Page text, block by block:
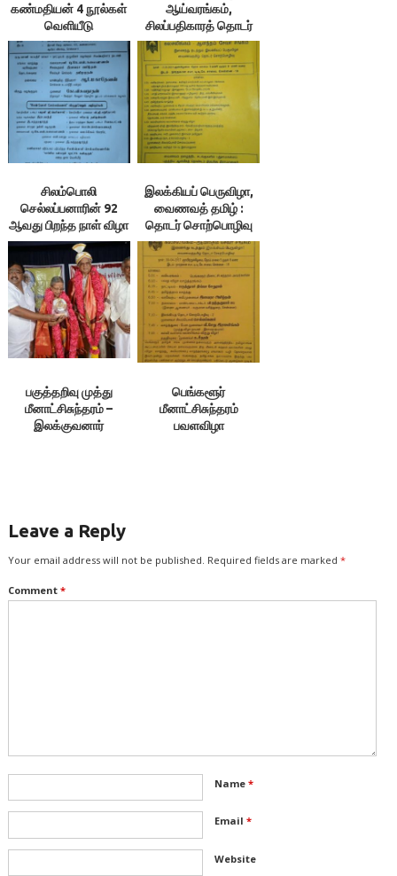
கண்மதியன் 4 நூல்கள்
வெளியீடு
ஆய்வரங்கம்,
சிலப்பதிகாரத் தொடர்
சொற்பொழிவு – 14
சிலம்பொலி
செல்லப்பனாரின் 92
ஆவது பிறந்த நாள் விழா
இலக்கியப் பெருவிழா,
வைணவத் தமிழ் :
தொடர் சொற்பொழிவு
பகுத்தறிவு முத்து
மீனாட்சிசுந்தரம் –
இலக்குவனார்
பெங்களூர்
மீனாட்சிசுந்தரம்
பவளவிழா
Leave a Reply
Your email address will not be published. Required fields are marked *
Comment *
Name *
Email *
Website